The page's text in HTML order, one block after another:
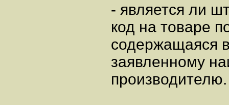
- является ли
код на товаре
содержащаяся
заявленному
производителю.